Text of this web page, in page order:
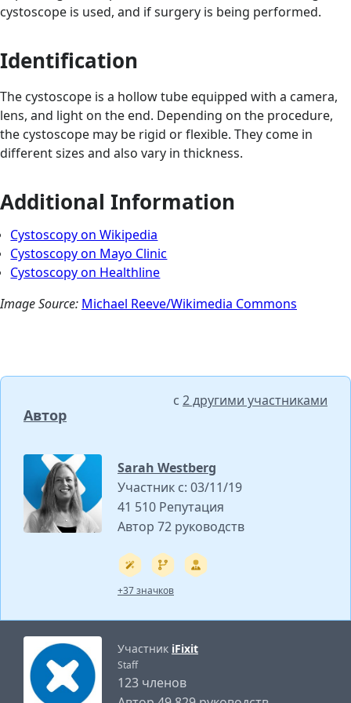
cystoscope is used, and if surgery is being performed.
Identification
The cystoscope is a hollow tube equipped with a camera,
lens, and light on the end. Depending on the procedure,
the cystoscope may be rigid or flexible. They come in
different sizes and also vary in thickness.
Additional Information
Cystoscopy on Wikipedia
Cystoscopy on Mayo Clinic
Cystoscopy on Healthline
Image Source: Michael Reeve/Wikimedia Commons
Автор
с 2 другими участниками
Sarah Westberg
Участник с: 03/11/19
41 510 Репутация
Автор 72 руководств
+37 значков
Участник iFixit
Staff
123 членов